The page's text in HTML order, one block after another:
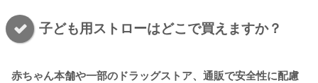
子ども用ストローはどこで買えますか？
赤ちゃん本舗や一部のドラッグストア、通販で安全性に配慮